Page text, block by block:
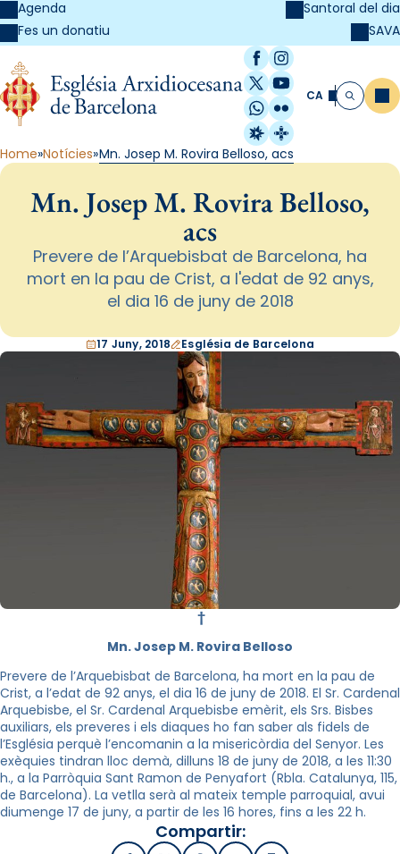
Agenda
Fes un donatiu
Santoral del dia
SAVA
Facebook
Instagram
X / Twitter
YouTube
WhatsApp
Flickr
Radio Estel
Catalunya
CA Cerca
Home Notícies Mn. Josep M. Rovira Belloso, acs
Mn. Josep M. Rovira Belloso,
acs
Prevere de l’Arquebisbat de Barcelona, ha
mort en la pau de Crist, a l'edat de 92 anys,
el dia 16 de juny de 2018
17 Juny, 2018 Església de Barcelona
†
Mn. Josep M. Rovira Belloso
Prevere de l’Arquebisbat de Barcelona, ha mort en la pau de
Crist, a l’edat de 92 anys, el dia 16 de juny de 2018. El Sr. Cardenal
Arquebisbe, el Sr. Cardenal Arquebisbe emèrit, els Srs. Bisbes
auxiliars, els preveres i els diaques ho fan saber als fidels de
l’Església perquè l’encomanin a la misericòrdia del Senyor. Les
exèquies tindran lloc demà, dilluns 18 de juny de 2018, a les 11:30
h., a la Parròquia Sant Ramon de Penyafort (Rbla. Catalunya, 115,
de Barcelona). La vetlla serà al mateix temple parroquial, avui
diumenge 17 de juny, a partir de les 16 hores, fins a les 22 h.
Compartir: